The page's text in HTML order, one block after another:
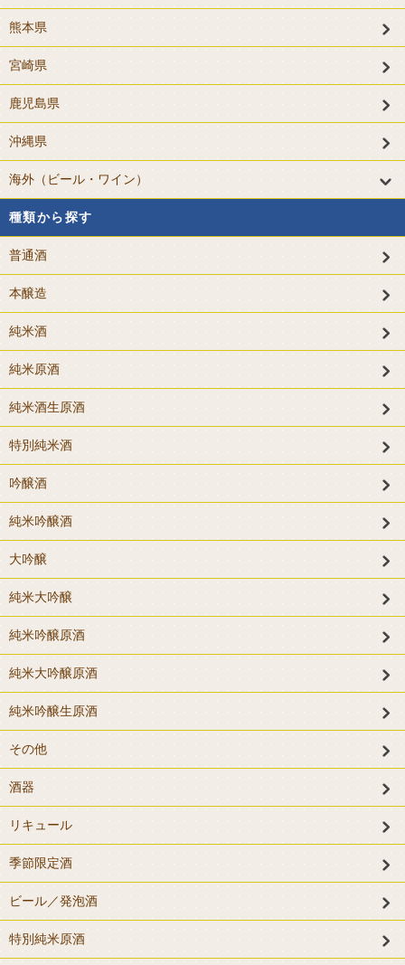
熊本県
宮崎県
鹿児島県
沖縄県
海外（ビール・ワイン）
種類から探す
普通酒
本醸造
純米酒
純米原酒
純米酒生原酒
特別純米酒
吟醸酒
純米吟醸酒
大吟醸
純米大吟醸
純米吟醸原酒
純米大吟醸原酒
純米吟醸生原酒
その他
酒器
リキュール
季節限定酒
ビール／発泡酒
特別純米原酒